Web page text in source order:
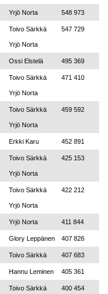
Yrjö Norta 548 973
Toivo Särkkä
Yrjö Norta
547 729
Ossi Elstelä 495 369
Toivo Särkkä
Yrjö Norta
471 410
Toivo Särkkä
Yrjö Norta
459 592
Erkki Karu 452 891
Toivo Särkkä
Yrjö Norta
425 153
Toivo Särkkä
Yrjö Norta
422 212
Yrjö Norta 411 844
Glory Leppänen 407 826
Toivo Särkkä 407 683
Hannu Leminen 405 361
Toivo Särkkä 400 454